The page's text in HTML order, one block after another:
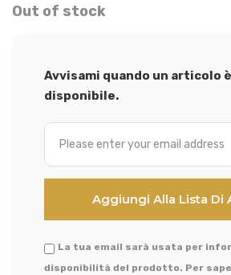
Out of stock
Avvisami quando un articolo
disponibile.
La tua email sarà usata per
disponibilità del prodotto. Per